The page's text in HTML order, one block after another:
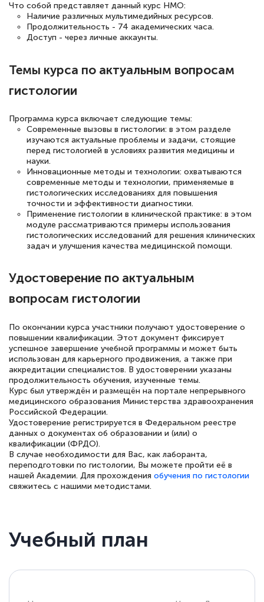
Знаток города 5 уровня
18 марта 2026
повышения квалификации "Эксперт ЕГЭ по
русскому языку и литературе". Много
подготовиться к тестированию. Это
книги, методические рекомендации,
статьи. Времени на подготовку
достаточно. Курс помогает пройти
аттестацию в школе. Спасибо!
Евгения Коротких
12 марта 2026
Спасибо большое Академии! Грамотное,
понятно! Проходила повышение
квалификации. Ещё раз - СПАСИБО!
Елена Петрикс
Знаток города 5 уровня
11 марта 2026
Всем добрый день! Я прошла курс
повышени каалификации по
подчеркуть, что при обращении
оперативно связались со мной
двух…
Что собой представляет данный курс НМО:
Наличие различных мультимедийных ресурсов.
Продолжительность - 74 академических часа.
Доступ - через личные аккаунты.
Темы курса по актуальным вопросам
гистологии
Программа курса включает следующие темы:
Современные вызовы в гистологии: в этом разделе
изучаются актуальные проблемы и задачи, стоящие
перед гистологией в условиях развития медицины и
науки.
Инновационные методы и технологии: охватываются
современные методы и технологии, применяемые в
гистологических исследованиях для повышения
точности и эффективности диагностики.
Применение гистологии в клинической практике: в этом
модуле рассматриваются примеры использования
гистологических исследований для решения клинических
задач и улучшения качества медицинской помощи.
Удостоверение по актуальным
вопросам гистологии
По окончании курса участники получают удостоверение о
повышении квалификации. Этот документ фиксирует
успешное завершение учебной программы и может быть
использован для карьерного продвижения, а также при
аккредитации специалистов. В удостоверении указаны
продолжительность обучения, изученные темы.
Курс был утверждён и размещён на портале непрерывного
медицинского образования Министерства здравоохранения
Российской Федерации.
Удостоверение регистрируется в Федеральном реестре
данных о документах об образовании и (или) о
квалификации (ФРДО).
В случае необходимости для Вас, как лаборанта,
переподготовки по гистологии, Вы можете пройти её в
нашей Академии. Для прохождения обучения по гистологии
свяжитесь с нашими методистами.
Учебный план